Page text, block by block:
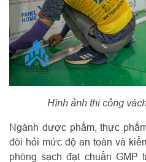
Hình ảnh thi công
Ngành dược phẩm, thực
đòi hỏi mức độ an toàn và
phòng sạch đạt chuẩn GMP